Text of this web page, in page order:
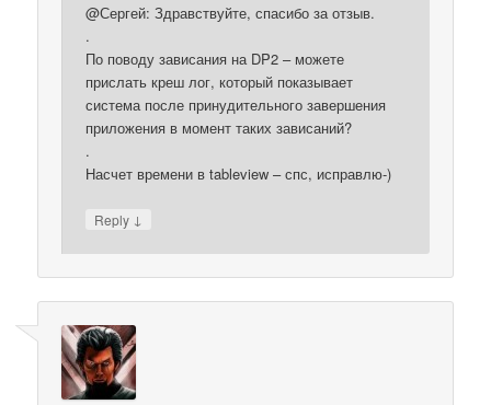
@Сергей: Здравствуйте, спасибо за отзыв.
.
По поводу зависания на DP2 – можете
прислать креш лог, который показывает
система после принудительного завершения
приложения в момент таких зависаний?
.
Насчет времени в tableview – спс, исправлю-)
Reply ↓